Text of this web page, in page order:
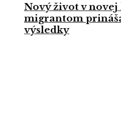
Nový život v
migrantom
výsledky